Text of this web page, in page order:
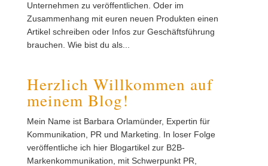
Unternehmen zu veröffentlichen. Oder im
Zusammenhang mit euren neuen Produkten einen
Artikel schreiben oder Infos zur Geschäftsführung
brauchen. Wie bist du als...
Herzlich Willkommen auf
meinem Blog!
Mein Name ist Barbara Orlamünder, Expertin für
Kommunikation, PR und Marketing. In loser Folge
veröffentliche ich hier Blogartikel zur B2B-
Markenkommunikation, mit Schwerpunkt PR,